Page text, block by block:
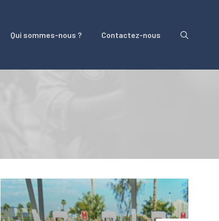
Qui sommes-nous ? Contactez-nous